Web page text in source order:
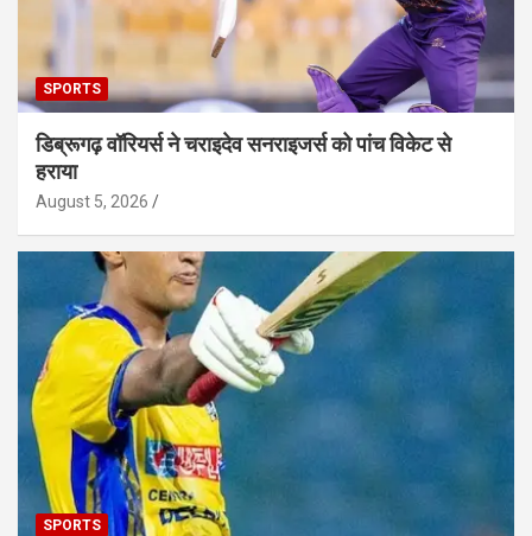
SPORTS
डिब्रूगढ़ वॉरियर्स ने चराइदेव सनराइजर्स को पांच विकेट से
हराया
August 5, 2026
SPORTS